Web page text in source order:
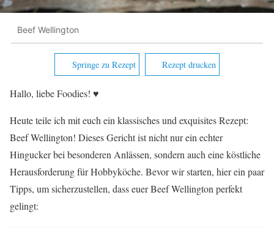
Beef Wellington
Springe zu Rezept Rezept drucken
Hallo, liebe Foodies! ♥︎
Heute teile ich mit euch ein klassisches und exquisites Rezept:
Beef Wellington! Dieses Gericht ist nicht nur ein echter
Hingucker bei besonderen Anlässen, sondern auch eine köstliche
Herausforderung für Hobbyköche. Bevor wir starten, hier ein paar
Tipps, um sicherzustellen, dass euer Beef Wellington perfekt
gelingt: